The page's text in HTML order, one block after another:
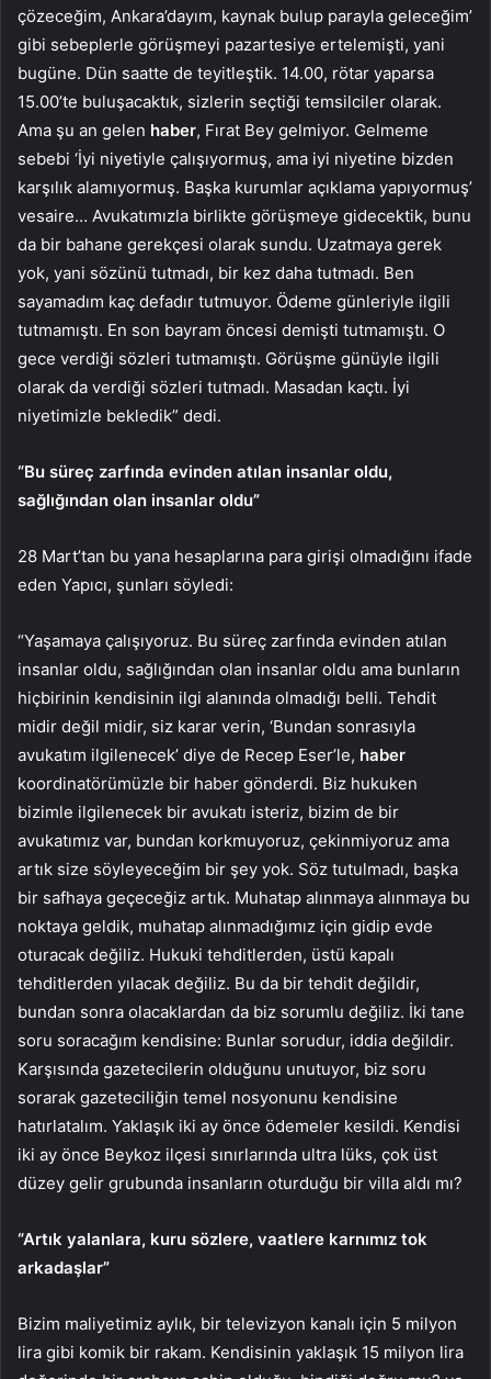
çözeceğim, Ankara’dayım, kaynak bulup parayla geleceğim’
gibi sebeplerle görüşmeyi pazartesiye ertelemişti, yani
bugüne. Dün saatte de teyitleştik. 14.00, rötar yaparsa
15.00’te buluşacaktık, sizlerin seçtiği temsilciler olarak.
Ama şu an gelen haber, Fırat Bey gelmiyor. Gelmeme
sebebi ‘İyi niyetiyle çalışıyormuş, ama iyi niyetine bizden
karşılık alamıyormuş. Başka kurumlar açıklama yapıyormuş’
vesaire… Avukatımızla birlikte görüşmeye gidecektik, bunu
da bir bahane gerekçesi olarak sundu. Uzatmaya gerek
yok, yani sözünü tutmadı, bir kez daha tutmadı. Ben
sayamadım kaç defadır tutmuyor. Ödeme günleriyle ilgili
tutmamıştı. En son bayram öncesi demişti tutmamıştı. O
gece verdiği sözleri tutmamıştı. Görüşme günüyle ilgili
olarak da verdiği sözleri tutmadı. Masadan kaçtı. İyi
niyetimizle bekledik” dedi.
“Bu süreç zarfında evinden atılan insanlar oldu,
sağlığından olan insanlar oldu”
28 Mart’tan bu yana hesaplarına para girişi olmadığını ifade
eden Yapıcı, şunları söyledi:
“Yaşamaya çalışıyoruz. Bu süreç zarfında evinden atılan
insanlar oldu, sağlığından olan insanlar oldu ama bunların
hiçbirinin kendisinin ilgi alanında olmadığı belli. Tehdit
midir değil midir, siz karar verin, ‘Bundan sonrasıyla
avukatım ilgilenecek’ diye de Recep Eser’le, haber
koordinatörümüzle bir haber gönderdi. Biz hukuken
bizimle ilgilenecek bir avukatı isteriz, bizim de bir
avukatımız var, bundan korkmuyoruz, çekinmiyoruz ama
artık size söyleyeceğim bir şey yok. Söz tutulmadı, başka
bir safhaya geçeceğiz artık. Muhatap alınmaya alınmaya bu
noktaya geldik, muhatap alınmadığımız için gidip evde
oturacak değiliz. Hukuki tehditlerden, üstü kapalı
tehditlerden yılacak değiliz. Bu da bir tehdit değildir,
bundan sonra olacaklardan da biz sorumlu değiliz. İki tane
soru soracağım kendisine: Bunlar sorudur, iddia değildir.
Karşısında gazetecilerin olduğunu unutuyor, biz soru
sorarak gazeteciliğin temel nosyonunu kendisine
hatırlatalım. Yaklaşık iki ay önce ödemeler kesildi. Kendisi
iki ay önce Beykoz ilçesi sınırlarında ultra lüks, çok üst
düzey gelir grubunda insanların oturduğu bir villa aldı mı?
“Artık yalanlara, kuru sözlere, vaatlere karnımız tok
arkadaşlar”
Bizim maliyetimiz aylık, bir televizyon kanalı için 5 milyon
lira gibi komik bir rakam. Kendisinin yaklaşık 15 milyon lira